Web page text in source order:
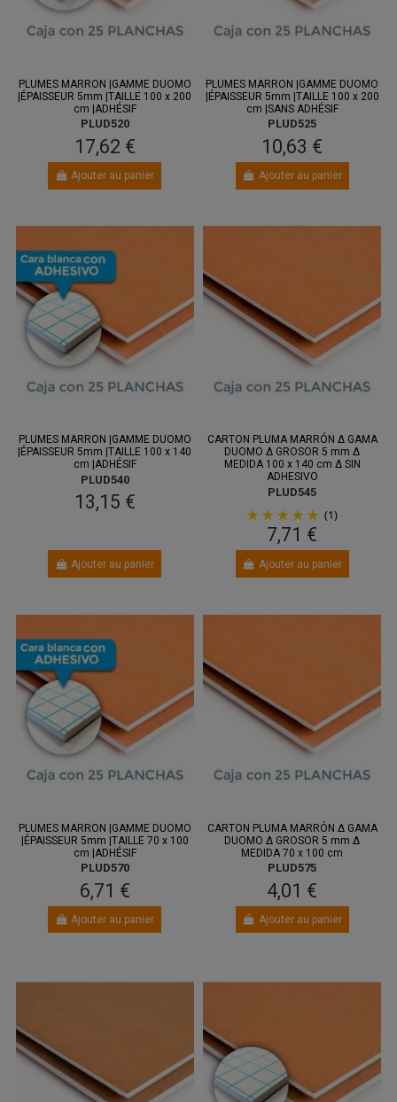
PLUMES MARRON |GAMME DUOMO
|ÉPAISSEUR 5mm |TAILLE 100 x 200
cm |ADHÉSIF
PLUD520
17,62 €
Ajouter au panier
PLUMES MARRON |GAMME DUOMO
|ÉPAISSEUR 5mm |TAILLE 100 x 200
cm |SANS ADHÉSIF
PLUD525
10,63 €
Ajouter au panier
PLUMES MARRON |GAMME DUOMO
|ÉPAISSEUR 5mm |TAILLE 100 x 140
cm |ADHÉSIF
PLUD540
13,15 €
Ajouter au panier
CARTON PLUMA MARRÓN Δ GAMA
DUOMO Δ GROSOR 5 mm Δ
MEDIDA 100 x 140 cm Δ SIN
ADHESIVO
PLUD545
(1)
7,71 €
Ajouter au panier
PLUMES MARRON |GAMME DUOMO
|ÉPAISSEUR 5mm |TAILLE 70 x 100
cm |ADHÉSIF
PLUD570
6,71 €
Ajouter au panier
CARTON PLUMA MARRÓN Δ GAMA
DUOMO Δ GROSOR 5 mm Δ
MEDIDA 70 x 100 cm
PLUD575
4,01 €
Ajouter au panier